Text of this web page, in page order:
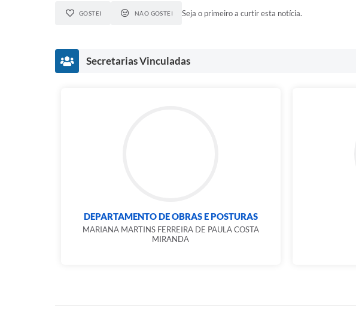
GOSTEI NÃO GOSTEI Seja o primeiro a curtir esta notícia.
Secretarias Vinculadas
DEPARTAMENTO DE OBRAS E POSTURAS
MARIANA MARTINS FERREIRA DE PAULA COSTA
MIRANDA